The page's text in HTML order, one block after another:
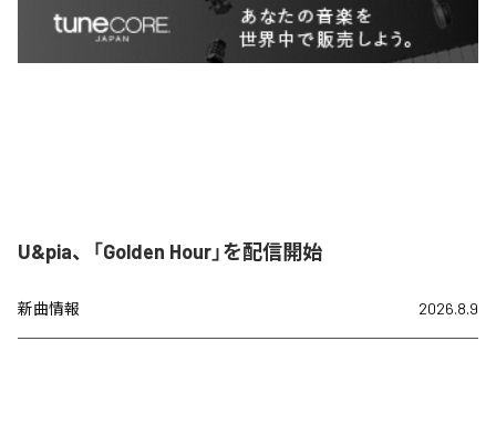
U&pia、「Golden Hour」を配信開始
新曲情報 2026.8.9